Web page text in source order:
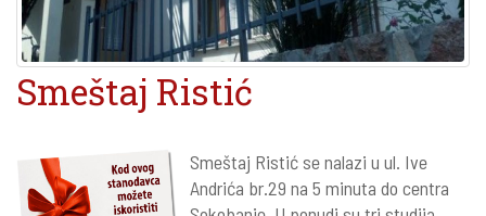
Smeštaj Ristić
Smeštaj Ristić se nalazi u ul. Ive
Andrića br.29 na 5 minuta do centra